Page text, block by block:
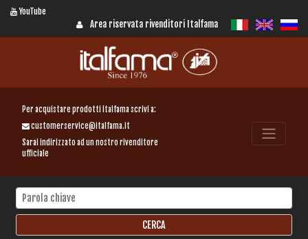
YouTube
Area riservata rivenditori Italfama
Per acquistare prodotti Italfama scrivi a:
customerservice@italfama.it
Sarai indirizzato ad un nostro rivenditore
ufficiale